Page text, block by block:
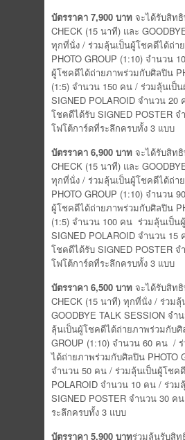
บัตรราคา 7,900 บาท จะได้รับสิท
CHECK (15 นาที) และ
ทุกที่นั่ง / ร่วมลุ้นเป็นผู้โชคดีได้ถ่า
PHOTO GROUP (1:10) จำนวน
ผู้โชคดีได้ถ่ายภาพร่วมกับศิลปิน
(1:5) จำนวน 150 คน / ร่วมลุ้นเป็
SIGNED POLAROID จำนวน 20
โชคดีได้รับ SIGNED POSTER
โฟโต้การ์ดที่ระลึกครบทั้ง 3 แบบ
บัตรราคา 6,900 บาท จะได้รับสิท
CHECK (15 นาที) และ
ทุกที่นั่ง / ร่วมลุ้นเป็นผู้โชคดีได้ถ่า
PHOTO GROUP (1:10) จำนวน
ผู้โชคดีได้ถ่ายภาพร่วมกับศิลปิน
(1:5) จำนวน 100 คน ร่วมลุ้นเป็น
SIGNED POLAROID จำนวน 15
โชคดีได้รับ SIGNED POSTER
โฟโต้การ์ดที่ระลึกครบทั้ง 3 แบบ
บัตรราคา 6,500 บาท จะได้รับสิท
CHECK (15 นาที) ทุกที่นั่ง / ร่วม
GOODBYE TALK SESSION จ
ลุ้นเป็นผู้โชคดีได้ถ่ายภาพร่วมกับศิ
GROUP (1:10) จำนวน 60 คน /
ได้ถ่ายภาพร่วมกับศิลปิน PHOTO
จำนวน 50 คน / ร่วมลุ้นเป็นผู้โชค
POLAROID จำนวน 10 คน / ร่ว
SIGNED POSTER จำนวน 30 ค
ระลึกครบทั้ง 3 แบบ
บัตรราคา 5,900 บาทร่วมลุ้นรับสิท